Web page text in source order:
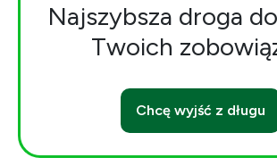
Najszybsza droga
Twoich
Chcę wyjść z długu